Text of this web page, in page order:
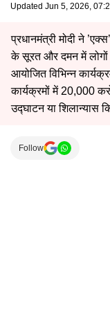
Updated Jun 5, 2026,
प्रधानमंत्री मोदी ने
के सूरत और दमन में लोगों
आयोजित विभिन्न
कार्यक्रमों में 20,000
उद्घाटन या शिलान्यास
Follow